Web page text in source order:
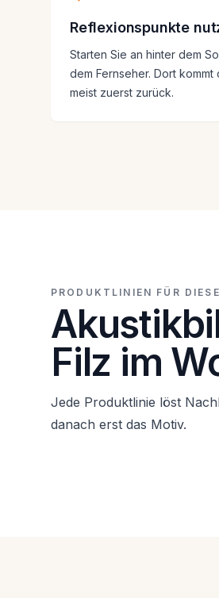
Reflexionspunkte
Starten Sie an hinter dem
dem Fernseher. Dort
meist zuerst zurück.
PRODUKTLINIEN FÜR
Filz im
Jede Produktlinie löst
danach erst das Motiv.